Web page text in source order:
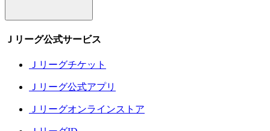
Ｊリーグ公式サービス
Ｊリーグチケット
Ｊリーグ公式アプリ
Ｊリーグオンラインストア